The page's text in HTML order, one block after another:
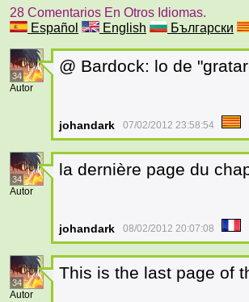
28 Comentarios En Otros Idiomas.
Español
English Български
34
Autor
@ Bardock: lo de
johandark 07/02/2012 23:58:54
34
Autor
la dernière page du
johandark 08/02/2012 20:07:08
34
Autor
This is the last page of